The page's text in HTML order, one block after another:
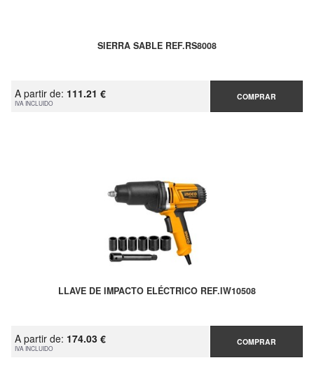
SIERRA SABLE REF.RS8008
A partir de: 111.21 €
IVA INCLUIDO
COMPRAR
LLAVE DE IMPACTO ELÉCTRICO REF.IW10508
A partir de: 174.03 €
IVA INCLUIDO
COMPRAR